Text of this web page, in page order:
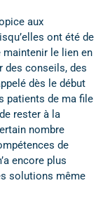
aux
ont été de
maintenir le lien en
des conseils, des
dès le début
patients de ma file
rester à la
nombre
de
encore plus
solutions même